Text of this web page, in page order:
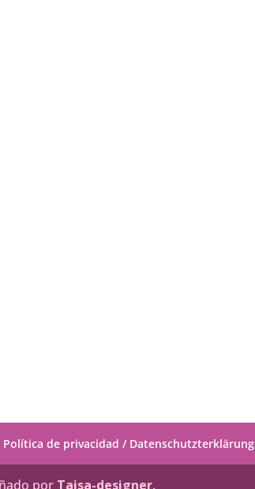
Política de privacidad / Datenschutzterklärung
por Taisa-designer.